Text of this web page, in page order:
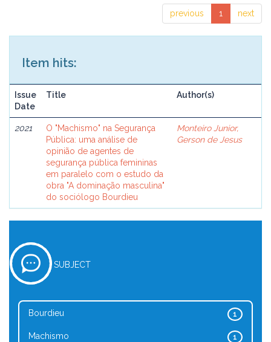
previous 1 next
Item hits:
Issue
Date
Title Author(s)
2021
O "Machismo" na Segurança
Pública: uma análise de
opinião de agentes de
segurança pública femininas
em paralelo com o estudo da
obra "A dominação masculina"
do sociólogo Bourdieu
Monteiro Junior,
Gerson de Jesus
SUBJECT
1
Bourdieu
1
Machismo